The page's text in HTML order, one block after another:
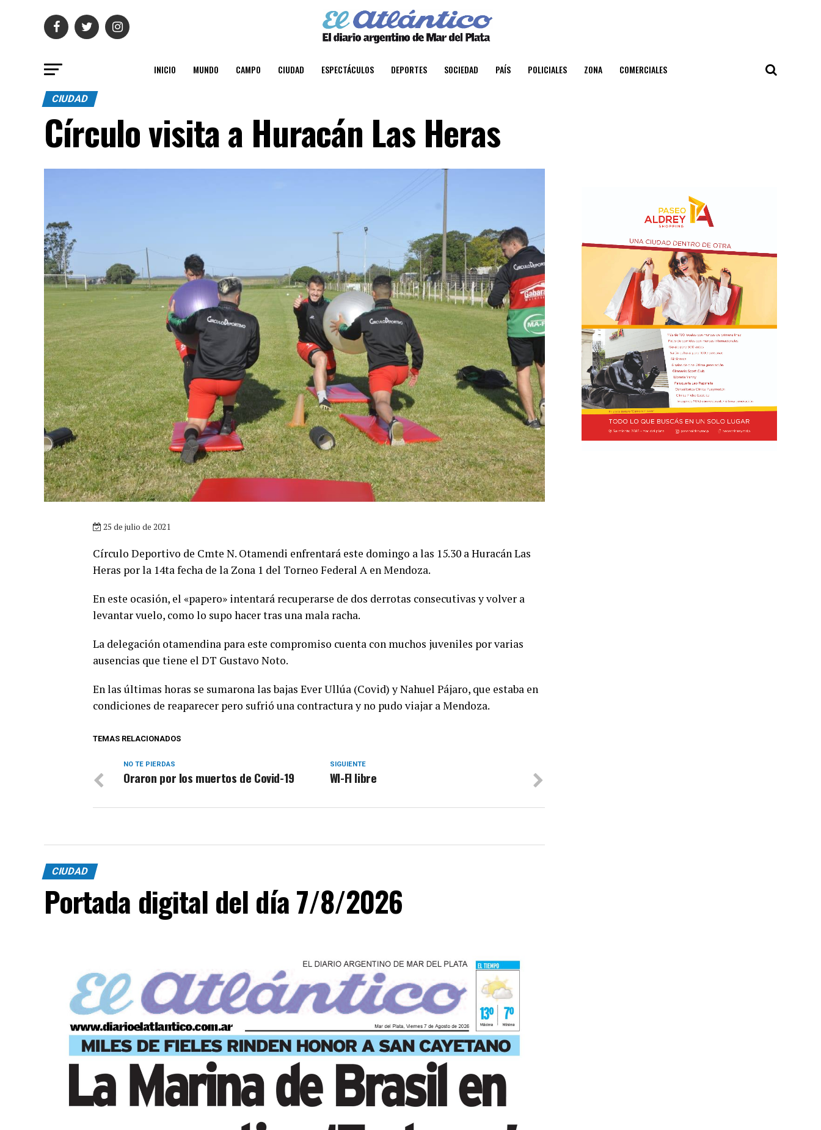
INICIO MUNDO CAMPO CIUDAD ESPECTÁCULOS DEPORTES SOCIEDAD PAÍS POLICIALES ZONA COMERCIALES
CIUDAD
Círculo visita a Huracán Las Heras
25 de julio de 2021
Círculo Deportivo de Cmte N. Otamendi enfrentará este domingo a las 15.30 a Huracán Las
Heras por la 14ta fecha de la Zona 1 del Torneo Federal A en Mendoza.
En este ocasión, el «papero» intentará recuperarse de dos derrotas consecutivas y volver a
levantar vuelo, como lo supo hacer tras una mala racha.
La delegación otamendina para este compromiso cuenta con muchos juveniles por varias
ausencias que tiene el DT Gustavo Noto.
En las últimas horas se sumarona las bajas Ever Ullúa (Covid) y Nahuel Pájaro, que estaba en
condiciones de reaparecer pero sufrió una contractura y no pudo viajar a Mendoza.
TEMAS RELACIONADOS
SIGUIENTE
WI-FI libre
NO TE PIERDAS
Oraron por los muertos de Covid-19
CIUDAD
Portada digital del día 7/8/2026